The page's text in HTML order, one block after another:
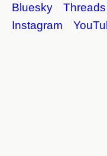
Bluesky
Threads
Instagram